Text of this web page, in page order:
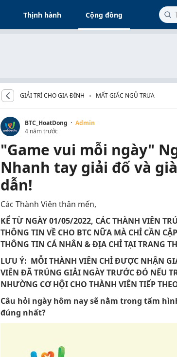
Thịnh hành Cộng đồng
GIẢI TRÍ CHO GIA ĐÌNH MẤT GIẤC NGỦ TRƯA
BTC_HoatDong · Admin
4 năm trước
"Game vui mỗi ngày"
Nhanh tay giải đố và
dẫn!
Các Thành Viên thân mến,
KỂ TỪ NGÀY 01/05/2022, CÁC THÀNH VIÊN
THÔNG TIN VỀ CHO BTC NỮA MÀ CHỈ CẦN
THÔNG TIN CÁ NHÂN & ĐỊA CHỈ TẠI TRANG
LƯU Ý: MỖI THÀNH VIÊN CHỈ ĐƯỢC NHẬN
VIÊN ĐÃ TRÚNG GIẢI NGÀY TRƯỚC ĐÓ NẾU
NHƯỜNG CƠ HỘI CHO THÀNH VIÊN TIẾP
Câu hỏi ngày hôm nay sẽ nằm trong tấm
đúng nhất?